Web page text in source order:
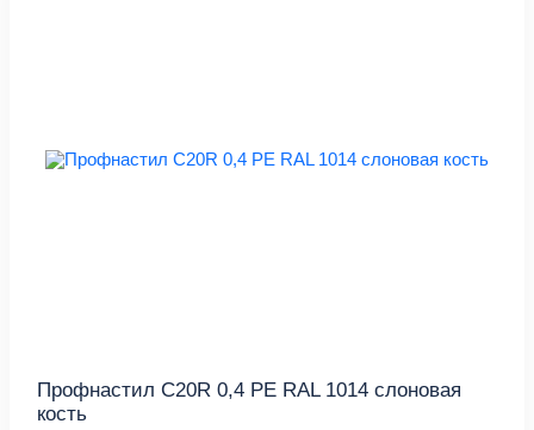
Профнастил С20R 0,4 PE RAL 1014 слоновая
кость